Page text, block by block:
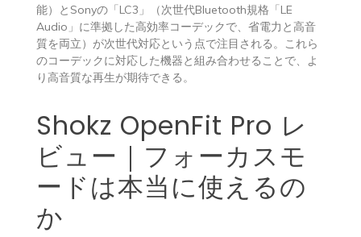
能）とSonyの「LC3」（次世代Bluetooth規格「LE
Audio」に準拠した高効率コーデックで、省電力と高音
質を両立）が次世代対応という点で注目される。これら
のコーデックに対応した機器と組み合わせることで、よ
り高音質な再生が期待できる。
Shokz OpenFit Pro レ
ビュー｜フォーカスモ
ードは本当に使えるの
か